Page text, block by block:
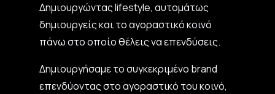
Δημιουργώντας lifestyle, αυτομάτως
δημιουργείς και το αγοραστικό κοινό
πάνω στο οποίο θέλεις να επενδύσεις.
Δημιουργήσαμε το συγκεκριμένο brand
επενδύοντας στο αγοραστικό του κοινό,